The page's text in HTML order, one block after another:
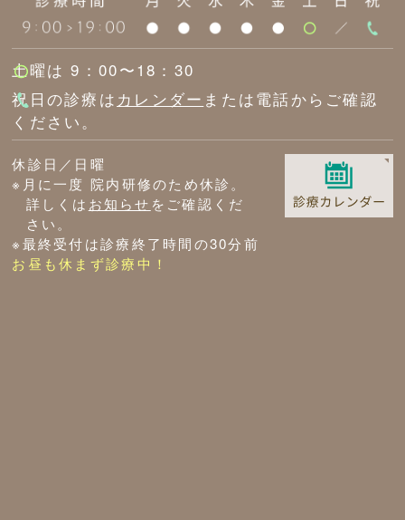
土曜は 9：00〜18：30
祝日の診療は カレンダー または電話からご確認
ください。
休診日／日曜
※月に一度 院内研修のため休診。
詳しくは お知らせ をご確認くだ
さい。
※最終受付は診療終了時間の30分前
お昼も休まず診療中！